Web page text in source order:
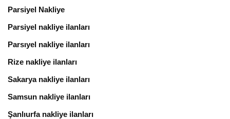
Parsiyel Nakliye
Parsiyel nakliye ilanları
Parsıyel nakliye ilanları
Rize nakliye ilanları
Sakarya nakliye ilanları
Samsun nakliye ilanları
Şanlıurfa nakliye ilanları